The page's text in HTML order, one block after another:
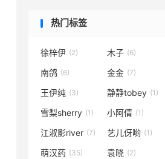
热门标签
徐梓伊 (2) 木子 (6)
南鸽 (6) 金金 (7)
王伊纯 (3) 静静tobey (1)
雪梨sherry (1) 小阿倩 (1)
江淑影river (7) 艺儿伢哟 (1)
萌汉药 (35) 袁晓 (2)